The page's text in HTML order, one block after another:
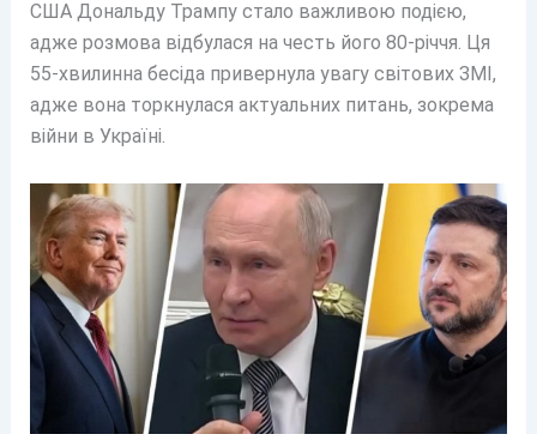
США Дональду Трампу стало важливою подією,
адже розмова відбулася на честь його 80-річчя. Ця
55-хвилинна бесіда привернула увагу світових ЗМІ,
адже вона торкнулася актуальних питань, зокрема
війни в Україні.